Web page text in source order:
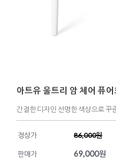
아트유 울트리 암 체어 퓨
간결한 디자인 선명한 색상으로 꾸
정상가 86,000원
판매가 69,000원